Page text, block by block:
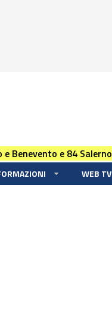
Benevento e 84 Salerno
WEB TV